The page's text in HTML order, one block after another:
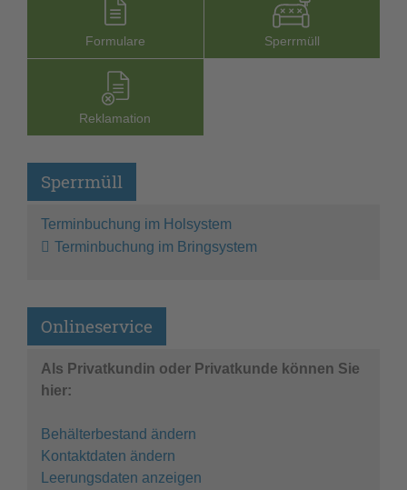
Formu­lare Sperr­müll
Reklamation
Sperrmüll
Terminbuchung im Holsystem
Terminbuchung im Bringsystem
Onlineservice
Als Privatkundin oder Privatkunde können Sie
hier:
Behälterbestand ändern
Kontaktdaten ändern
Leerungsdaten anzeigen